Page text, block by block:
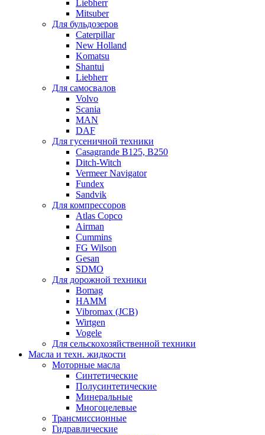
Liebherr
Mitsuber
Для бульдозеров
Caterpillar
New Holland
Komatsu
Shantui
Liebherr
Для самосвалов
Volvo
Scania
MAN
DAF
Для гусеничной техники
Casagrande B125, B250
Ditch-Witch
Vermeer Navigator
Fundex
Sandvik
Для компрессоров
Atlas Copco
Airman
Cummins
FG Wilson
Gesan
SDMO
Для дорожной техники
Bomag
HAMM
Vibromax (JCB)
Wirtgen
Vogele
Для сельскохозяйственной техники
Масла и техн. жидкости
Моторные масла
Синтетические
Полусинтетические
Минеральные
Многоцелевые
Трансмиссионные
Гидравлические